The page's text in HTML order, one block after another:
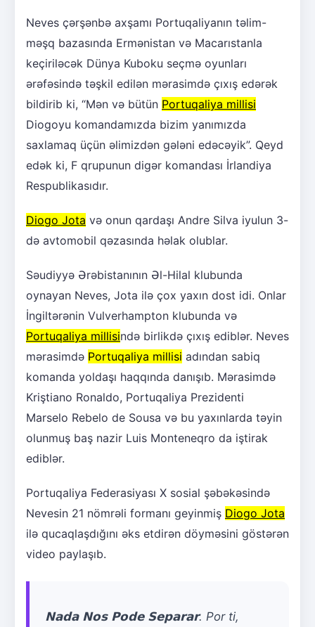
Neves çərşənbə axşamı Portuqaliyanın təlim-
məşq bazasında Ermənistan və Macarıstanla
keçiriləcək Dünya Kuboku seçmə oyunları
ərəfəsində təşkil edilən mərasimdə çıxış edərək
bildirib ki, “Mən və bütün Portuqaliya millisi
Diogoyu komandamızda bizim yanımızda
saxlamaq üçün əlimizdən gələni edəcəyik”. Qeyd
edək ki, F qrupunun digər komandası İrlandiya
Respublikasıdır.
Diogo Jota və onun qardaşı Andre Silva iyulun 3-
də avtomobil qəzasında həlak olublar.
Səudiyyə Ərəbistanının Əl-Hilal klubunda
oynayan Neves, Jota ilə çox yaxın dost idi. Onlar
İngiltərənin Vulverhampton klubunda və
Portuqaliya millisində birlikdə çıxış ediblər. Neves
mərasimdə Portuqaliya millisi adından sabiq
komanda yoldaşı haqqında danışıb. Mərasimdə
Kriştiano Ronaldo, Portuqaliya Prezidenti
Marselo Rebelo de Sousa və bu yaxınlarda təyin
olunmuş baş nazir Luis Monteneqro da iştirak
ediblər.
Portuqaliya Federasiyası X sosial şəbəkəsində
Nevesin 21 nömrəli formanı geyinmiş Diogo Jota
ilə qucaqlaşdığını əks etdirən döyməsini göstərən
video paylaşıb.
𝗡𝗮𝗱𝗮 𝗡𝗼𝘀 𝗣𝗼𝗱𝗲 𝗦𝗲𝗽𝗮𝗿𝗮𝗿. Por ti,